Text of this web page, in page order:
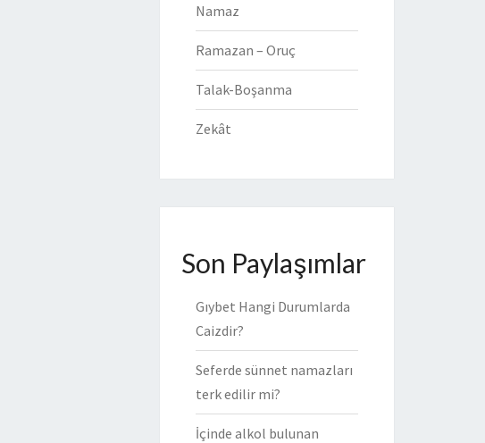
Namaz
Ramazan – Oruç
Talak-Boşanma
Zekât
Son Paylaşımlar
Gıybet Hangi Durumlarda
Caizdir?
Seferde sünnet namazları
terk edilir mi?
İçinde alkol bulunan